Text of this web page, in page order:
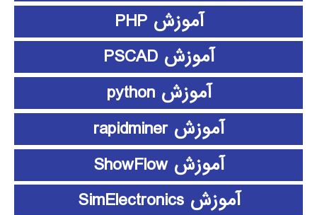
آموزش PHP
آموزش PSCAD
آموزش python
آموزش rapidminer
آموزش ShowFlow
آموزش SimElectronics